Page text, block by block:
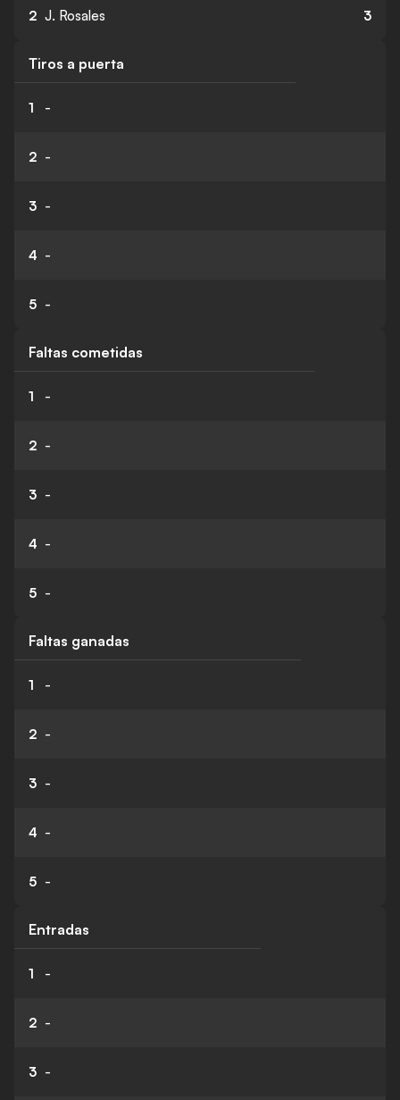
2 J. Rosales 3
Tiros a puerta
1 -
2 -
3 -
4 -
5 -
Faltas cometidas
1 -
2 -
3 -
4 -
5 -
Faltas ganadas
1 -
2 -
3 -
4 -
5 -
Entradas
1 -
2 -
3 -